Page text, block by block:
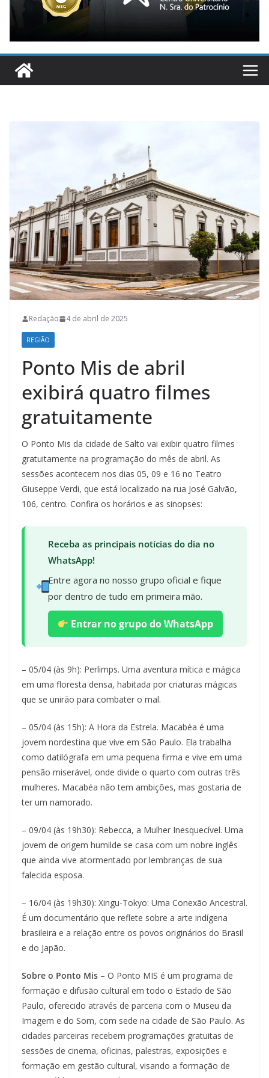
Redação 4 de abril de 2025
REGIÃO
Ponto Mis de abril
exibirá quatro filmes
gratuitamente
O Ponto Mis da cidade de Salto vai exibir quatro filmes
gratuitamente na programação do mês de abril. As
sessões acontecem nos dias 05, 09 e 16 no Teatro
Giuseppe Verdi, que está localizado na rua José Galvão,
106, centro. Confira os horários e as sinopses:
Receba as principais notícias do dia no
WhatsApp!
Entre agora no nosso grupo oficial e fique
por dentro de tudo em primeira mão.
Entrar no grupo do WhatsApp
– 05/04 (às 9h): Perlimps. Uma aventura mítica e mágica
em uma floresta densa, habitada por criaturas mágicas
que se unirão para combater o mal.
– 05/04 (às 15h): A Hora da Estrela. Macabéa é uma
jovem nordestina que vive em São Paulo. Ela trabalha
como datilógrafa em uma pequena firma e vive em uma
pensão miserável, onde divide o quarto com outras três
mulheres. Macabéa não tem ambições, mas gostaria de
ter um namorado.
– 09/04 (às 19h30): Rebecca, a Mulher Inesquecível. Uma
jovem de origem humilde se casa com um nobre inglês
que ainda vive atormentado por lembranças de sua
falecida esposa.
– 16/04 (às 19h30): Xingu-Tokyo: Uma Conexão Ancestral.
É um documentário que reflete sobre a arte indígena
brasileira e a relação entre os povos originários do Brasil
e do Japão.
Sobre o Ponto Mis – O Ponto MIS é um programa de
formação e difusão cultural em todo o Estado de São
Paulo, oferecido através de parceria com o Museu da
Imagem e do Som, com sede na cidade de São Paulo. As
cidades parceiras recebem programações gratuitas de
sessões de cinema, oficinas, palestras, exposições e
formação em gestão cultural, visando a formação de